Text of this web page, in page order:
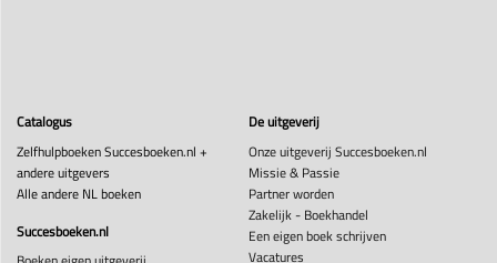
Catalogus
Zelfhulpboeken Succesboeken.nl +
andere uitgevers
Alle andere NL boeken
Succesboeken.nl
De uitgeverij
Onze uitgeverij Succesboeken.nl
Missie & Passie
Partner worden
Zakelijk - Boekhandel
Een eigen boek schrijven
Vacatures